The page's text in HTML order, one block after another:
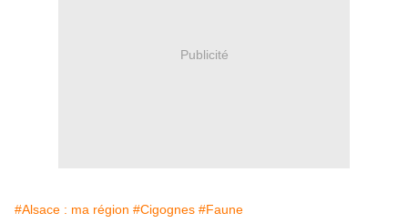
Publicité
#Alsace : ma région #Cigognes #Faune